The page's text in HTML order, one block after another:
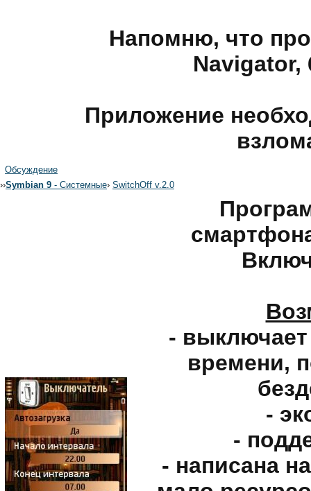
Напомню, что
Navigator,
Приложение
Обсуждение
››Symbian 9 - Системные› SwitchOff v.2.0
-
времени,
-
-
- написана